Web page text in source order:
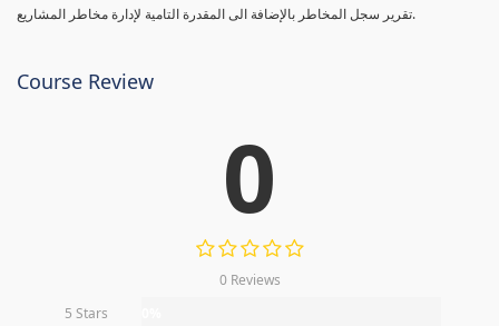
تقرير سجل المخاطر بالإضافة الى المقدرة التامية لإدارة مخاطر المشاريع.
Course Review
0
0 Reviews
5 Stars